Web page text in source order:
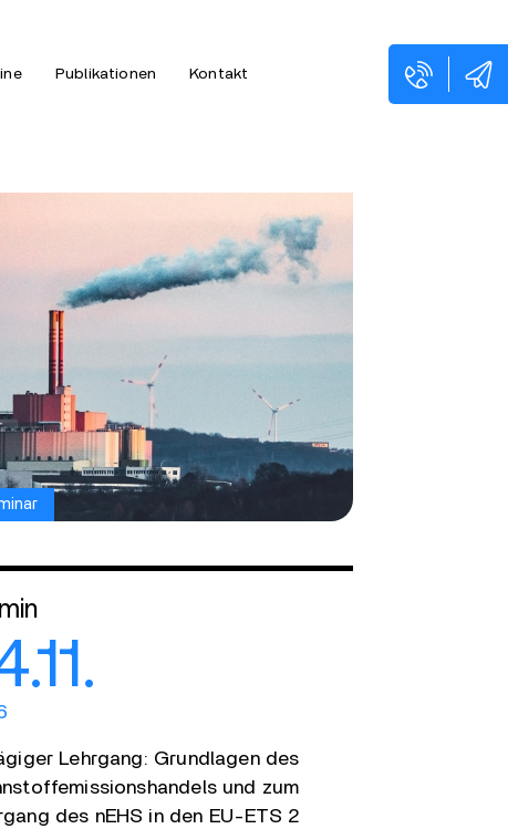
Publikationen Kontakt
Lehrgang: Grundlagen des
und zum
des nEHS in den EU-ETS 2